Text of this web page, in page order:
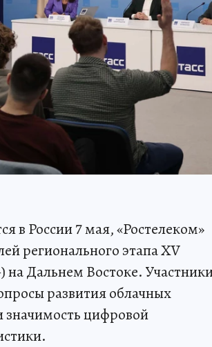
в России 7 мая, «Ростелеком»
регионального этапа XV
на Дальнем Востоке.
развития облачных
значимость цифровой